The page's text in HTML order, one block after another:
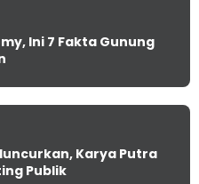
Ini 7 Fakta Gunung
Karya Putra
Publik